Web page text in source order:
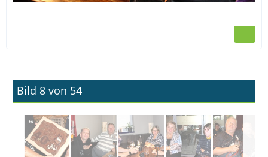
Bild 8 von 54